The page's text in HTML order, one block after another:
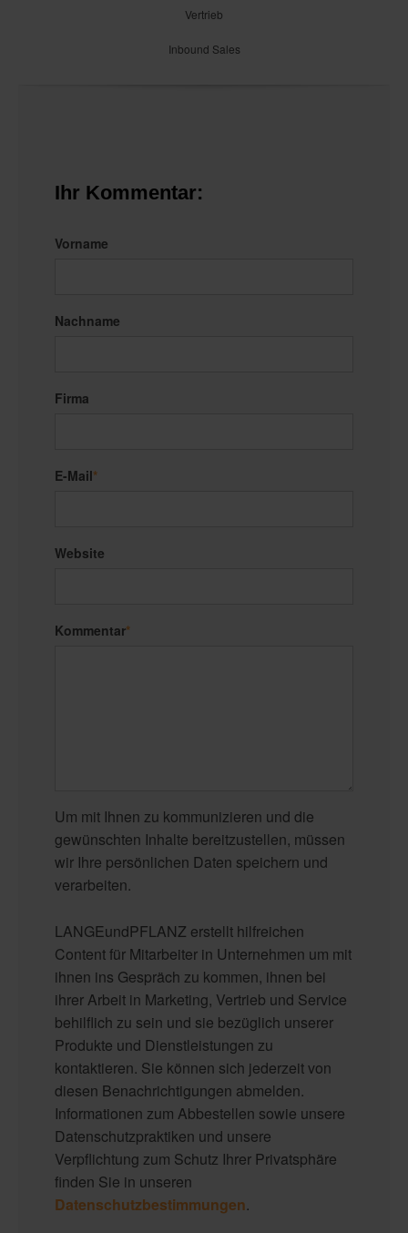
Vertrieb
Inbound Sales
Ihr Kommentar:
Vorname
Nachname
Firma
E-Mail*
Website
Kommentar*
Um mit Ihnen zu kommunizieren und die
gewünschten Inhalte bereitzustellen, müssen
wir Ihre persönlichen Daten speichern und
verarbeiten.
LANGEundPFLANZ erstellt hilfreichen
Content für Mitarbeiter in Unternehmen um mit
ihnen ins Gespräch zu kommen, ihnen bei
ihrer Arbeit in Marketing, Vertrieb und Service
behilflich zu sein und sie bezüglich unserer
Produkte und Dienstleistungen zu
kontaktieren. Sie können sich jederzeit von
diesen Benachrichtigungen abmelden.
Informationen zum Abbestellen sowie unsere
Datenschutzpraktiken und unsere
Verpflichtung zum Schutz Ihrer Privatsphäre
finden Sie in unseren
Datenschutzbestimmungen.